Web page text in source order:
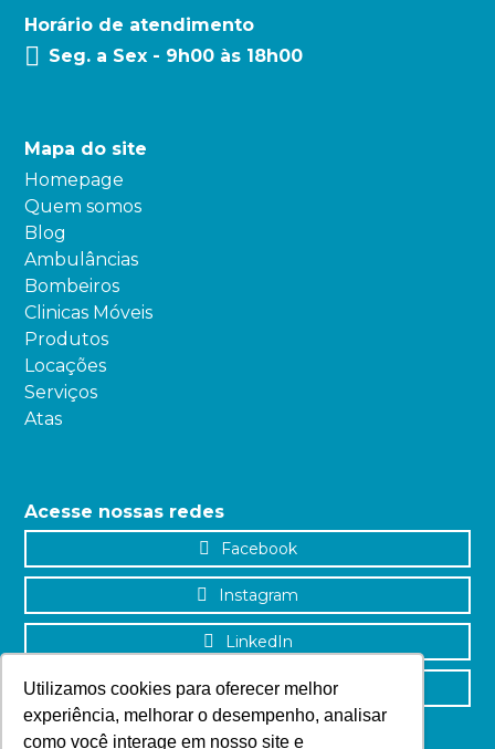
Utilizamos cookies para oferecer melhor
experiência, melhorar o desempenho, analisar
como você interage em nosso site e
Horário de atendimento
Seg. a Sex - 9h00 às 18h00
Mapa do site
Homepage
Quem somos
Blog
Ambulâncias
Bombeiros
Clinicas Móveis
Produtos
Locações
Serviços
Atas
Acesse nossas redes
Facebook
Instagram
LinkedIn
YouTube